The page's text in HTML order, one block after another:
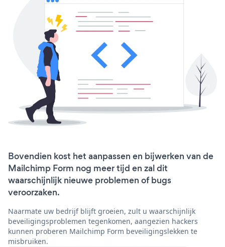
Bovendien kost het aanpassen en bijwerken van de
Mailchimp Form nog meer tijd en zal dit
waarschijnlijk nieuwe problemen of bugs
veroorzaken.
Naarmate uw bedrijf blijft groeien, zult u waarschijnlijk
beveiligingsproblemen tegenkomen, aangezien hackers
kunnen proberen Mailchimp Form beveiligingslekken te
misbruiken.